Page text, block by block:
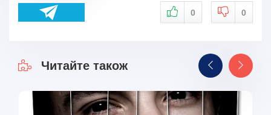
0 0
Читайте також